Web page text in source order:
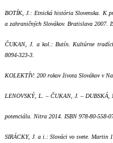
BOTÍK, J.: Etnická história Slovenska. K
a zahraničných Slovákov. Bratislava 2007.
ČUKAN, J. a kol.: Butín. Kultúrne
8094-323-3.
KOLEKTÍV: 200 rokov života Slovákov v
LENOVSKÝ, L. – ČUKAN, J. –
potenciálu. Nitra 2014. ISBN 978-80-558-
SIRÁCKY, J. a i.: Slováci vo svete. Martin